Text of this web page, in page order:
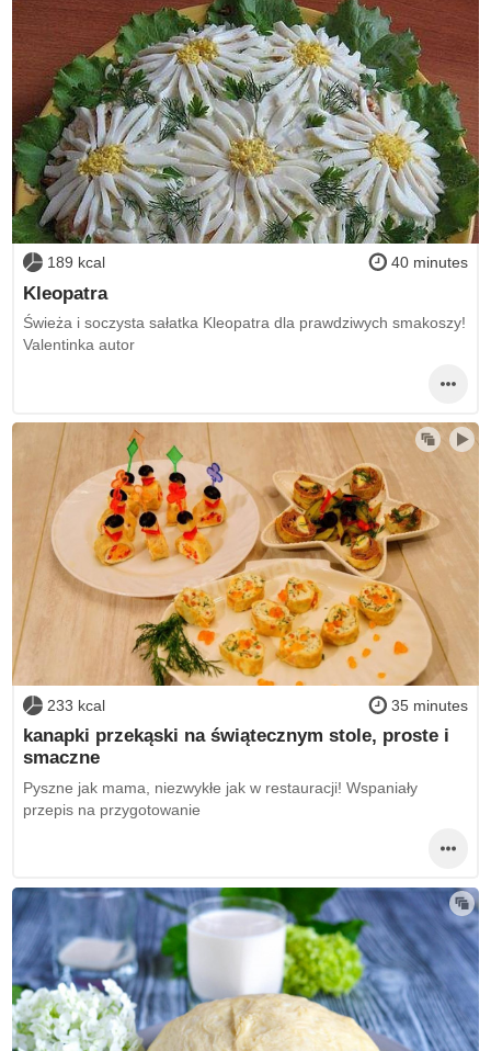
189 kcal 40 minutes
Kleopatra
Świeża i soczysta sałatka Kleopatra dla prawdziwych smakoszy!
Valentinka autor
233 kcal 35 minutes
kanapki przekąski na świątecznym stole, proste i
smaczne
Pyszne jak mama, niezwykłe jak w restauracji! Wspaniały
przepis na przygotowanie